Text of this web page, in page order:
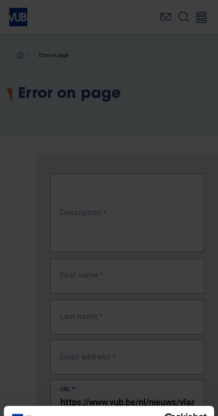
Skip
main
Breadcrumb
Error on page
Error on page
Description *
First name *
Last name *
Email address *
URL *